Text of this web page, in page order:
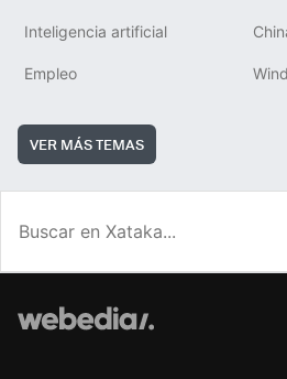
Inteligencia artificial
Empleo
VER MÁS TEMAS